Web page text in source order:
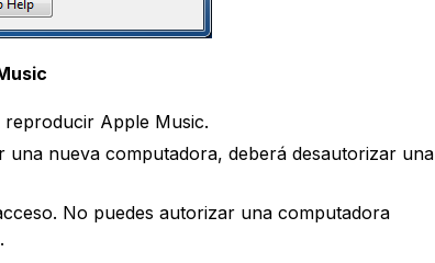
Apple Music.
nueva computadora, deberá desautorizar una
No puedes autorizar una computadora